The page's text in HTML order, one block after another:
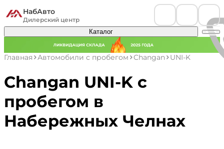
НабАвто
Дилерский центр
Каталог
Главная Автомобили с пробегом Changan UNI-K
Changan UNI-K с
пробегом в
Набережных Челнах